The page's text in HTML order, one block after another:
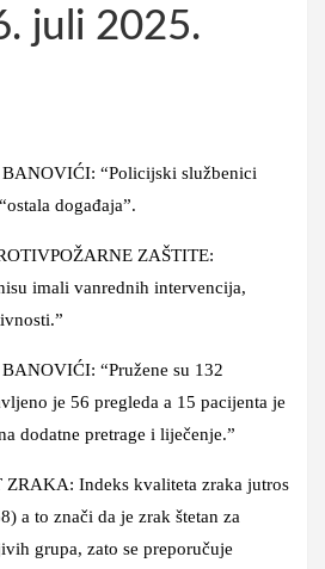
juli 2025.
“Policijski službenici
događaja”.
ZAŠTITE:
imali vanrednih intervencija,
“Pružene su 132
je 56 pregleda a 15 pacijenta je
dodatne pretrage i liječenje.”
Indeks kvaliteta zraka jutros
a to znači da je zrak štetan za
grupa, zato se preporučuje